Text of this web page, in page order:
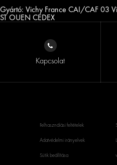
Gyártó: Vichy France CAI/CAF 03
ST OUEN CEDEX
Kapcsolat
Felhasználási feltételek
Adatvédelmi irányelvek
Sütik beállítása